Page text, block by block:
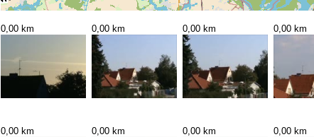
0,00 km 0,00 km 0,00 km 0,00 km
0,00 km 0,00 km 0,00 km 0,00 km